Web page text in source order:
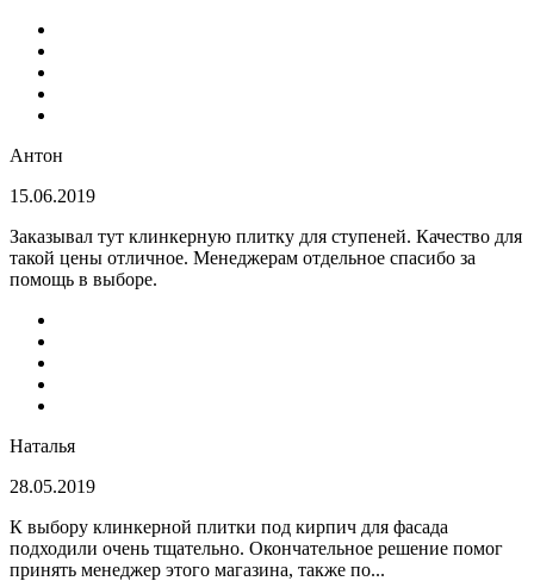
Антон
15.06.2019
Заказывал тут клинкерную плитку для ступеней. Качество для
такой цены отличное. Менеджерам отдельное спасибо за
помощь в выборе.
Наталья
28.05.2019
К выбору клинкерной плитки под кирпич для фасада
подходили очень тщательно. Окончательное решение помог
принять менеджер этого магазина, также по...